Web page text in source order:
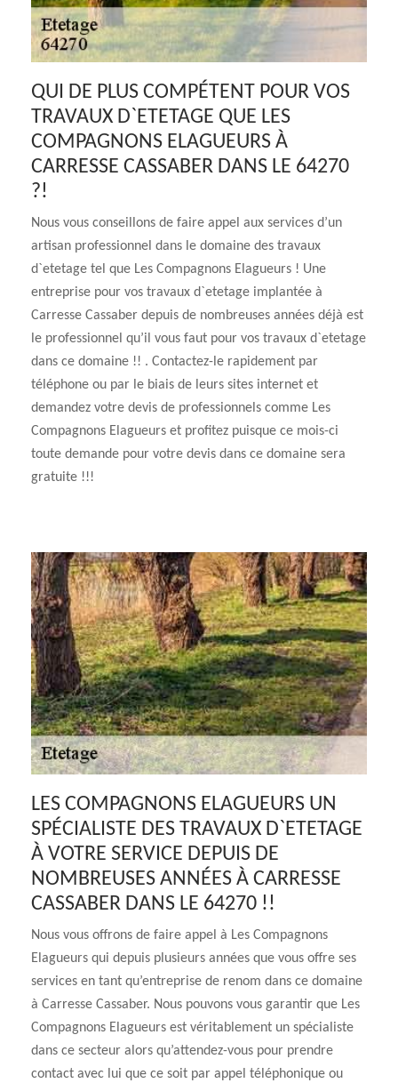
QUI DE PLUS COMPÉTENT POUR VOS
TRAVAUX D`ETETAGE QUE LES
COMPAGNONS ELAGUEURS À
CARRESSE CASSABER DANS LE 64270
?!
Nous vous conseillons de faire appel aux services d’un
artisan professionnel dans le domaine des travaux
d`etetage tel que Les Compagnons Elagueurs ! Une
entreprise pour vos travaux d`etetage implantée à
Carresse Cassaber depuis de nombreuses années déjà est
le professionnel qu’il vous faut pour vos travaux d`etetage
dans ce domaine !! . Contactez-le rapidement par
téléphone ou par le biais de leurs sites internet et
demandez votre devis de professionnels comme Les
Compagnons Elagueurs et profitez puisque ce mois-ci
toute demande pour votre devis dans ce domaine sera
gratuite !!!
LES COMPAGNONS ELAGUEURS UN
SPÉCIALISTE DES TRAVAUX D`ETETAGE
À VOTRE SERVICE DEPUIS DE
NOMBREUSES ANNÉES À CARRESSE
CASSABER DANS LE 64270 !!
Nous vous offrons de faire appel à Les Compagnons
Elagueurs qui depuis plusieurs années que vous offre ses
services en tant qu’entreprise de renom dans ce domaine
à Carresse Cassaber. Nous pouvons vous garantir que Les
Compagnons Elagueurs est véritablement un spécialiste
dans ce secteur alors qu’attendez-vous pour prendre
contact avec lui que ce soit par appel téléphonique ou